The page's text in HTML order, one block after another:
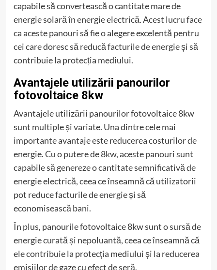
capabile să convertească o cantitate mare de
energie solară în energie electrică. Acest lucru face
ca aceste panouri să fie o alegere excelentă pentru
cei care doresc să reducă facturile de energie și să
contribuie la protecția mediului.
Avantajele utilizării panourilor
fotovoltaice 8kw
Avantajele utilizării panourilor fotovoltaice 8kw
sunt multiple și variate. Una dintre cele mai
importante avantaje este reducerea costurilor de
energie. Cu o putere de 8kw, aceste panouri sunt
capabile să genereze o cantitate semnificativă de
energie electrică, ceea ce înseamnă că utilizatorii
pot reduce facturile de energie și să
economisească bani.
În plus, panourile fotovoltaice 8kw sunt o sursă de
energie curată și nepoluantă, ceea ce înseamnă că
ele contribuie la protecția mediului și la reducerea
emisiilor de gaze cu efect de seră.